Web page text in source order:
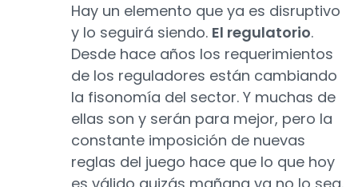
Hay un elemento que ya es disruptivo
y lo seguirá siendo. El regulatorio.
Desde hace años los requerimientos
de los reguladores están cambiando
la fisonomía del sector. Y muchas de
ellas son y serán para mejor, pero la
constante imposición de nuevas
reglas del juego hace que lo que hoy